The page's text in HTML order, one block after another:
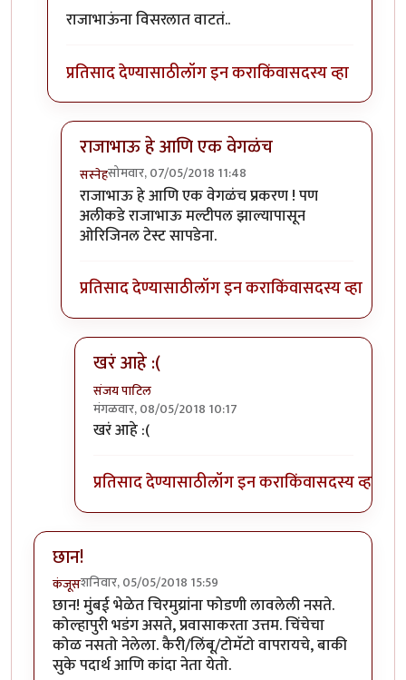
राजाभाऊंना विसरलात वाटतं..
प्रतिसाद देण्यासाठीलॉग इन कराकिंवासदस्य व्हा
राजाभाऊ हे आणि एक वेगळंच
सस्नेहसोमवार, 07/05/2018 11:48
In reply toबाकी भेळ ही रंकाळ्याचं वारंby
राजाभाऊ हे आणि एक वेगळंच प्रकरण ! पण
अलीकडे राजाभाऊ मल्टीपल झाल्यापासून
ओरिजिनल टेस्ट सापडेना.
प्रतिसाद देण्यासाठीलॉग इन कराकिंवासदस्य व्हा
खरं आहे :(
संजय पाटिल
मंगळवार, 08/05/2018 10:17
In reply to
खरं आहे :(
प्रतिसाद देण्यासाठीलॉग इन कराकिंवासदस्य व्हा
छान!
कंजूसशनिवार, 05/05/2018 15:59
छान! मुंबई भेळेत चिरमुय्रांना फोडणी लावलेली नसते.
कोल्हापुरी भडंग असते, प्रवासाकरता उत्तम. चिंचेचा
कोळ नसतो नेलेला. कैरी/लिंबू/टोमॅटो वापरायचे, बाकी
सुके पदार्थ आणि कांदा नेता येतो.